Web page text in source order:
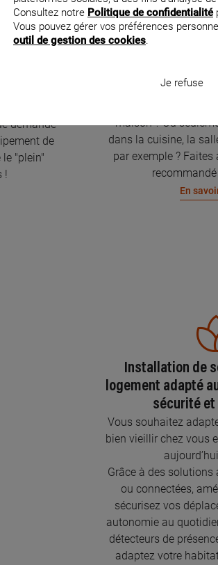
de
demande
de
"plein"
!
Rénovation
maison ? Ou
dans la cuisine, la
par exemple ?
En
Installation de
logement adapté
sécurité et
Vous souhaitez
bien vieillir chez vous
Grâce à des solutions
ou connectées,
sécurisez vos
autonomie au
détecteurs de
adaptez votre
Consultez notre Politique de confidentialité
Vous pouvez gérer vos préférences
outil de gestion des cookies.
Je refuse